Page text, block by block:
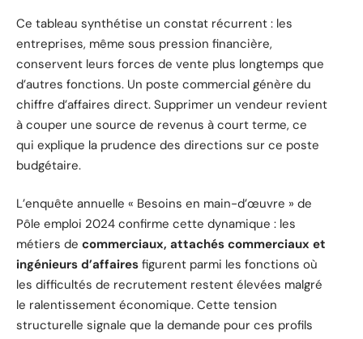
Ce tableau synthétise un constat récurrent : les
entreprises, même sous pression financière,
conservent leurs forces de vente plus longtemps que
d’autres fonctions. Un poste commercial génère du
chiffre d’affaires direct. Supprimer un vendeur revient
à couper une source de revenus à court terme, ce
qui explique la prudence des directions sur ce poste
budgétaire.
L’enquête annuelle « Besoins en main-d’œuvre » de
Pôle emploi 2024 confirme cette dynamique : les
métiers de commerciaux, attachés commerciaux et
ingénieurs d’affaires figurent parmi les fonctions où
les difficultés de recrutement restent élevées malgré
le ralentissement économique. Cette tension
structurelle signale que la demande pour ces profils